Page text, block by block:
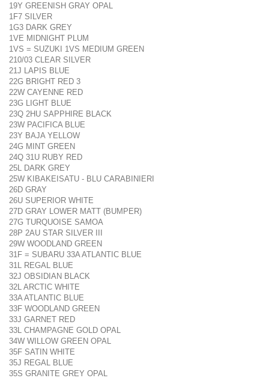
19Y GREENISH GRAY OPAL
1F7 SILVER
1G3 DARK GREY
1VE MIDNIGHT PLUM
1VS = SUZUKI 1VS MEDIUM GREEN
210/03 CLEAR SILVER
21J LAPIS BLUE
22G BRIGHT RED 3
22W CAYENNE RED
23G LIGHT BLUE
23Q 2HU SAPPHIRE BLACK
23W PACIFICA BLUE
23Y BAJA YELLOW
24G MINT GREEN
24Q 31U RUBY RED
25L DARK GREY
25W KIBAKEISATU - BLU CARABINIERI
26D GRAY
26U SUPERIOR WHITE
27D GRAY LOWER MATT (BUMPER)
27G TURQUOISE SAMOA
28P 2AU STAR SILVER III
29W WOODLAND GREEN
31F = SUBARU 33A ATLANTIC BLUE
31L REGAL BLUE
32J OBSIDIAN BLACK
32L ARCTIC WHITE
33A ATLANTIC BLUE
33F WOODLAND GREEN
33J GARNET RED
33L CHAMPAGNE GOLD OPAL
34W WILLOW GREEN OPAL
35F SATIN WHITE
35J REGAL BLUE
35S GRANITE GREY OPAL